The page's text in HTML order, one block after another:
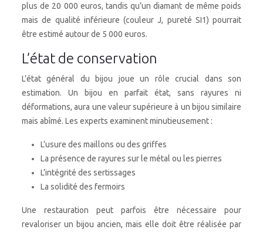
plus de 20 000 euros, tandis qu’un diamant de même poids
mais de qualité inférieure (couleur J, pureté SI1) pourrait
être estimé autour de 5 000 euros.
L’état de conservation
L’état général du bijou joue un rôle crucial dans son
estimation. Un bijou en parfait état, sans rayures ni
déformations, aura une valeur supérieure à un bijou similaire
mais abîmé. Les experts examinent minutieusement :
L’usure des maillons ou des griffes
La présence de rayures sur le métal ou les pierres
L’intégrité des sertissages
La solidité des fermoirs
Une restauration peut parfois être nécessaire pour
revaloriser un bijou ancien, mais elle doit être réalisée par